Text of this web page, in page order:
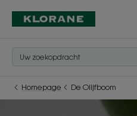
Homepage De Olijfboom